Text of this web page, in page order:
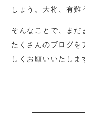
しょう。大将、有難
そんなことで、まだ
たくさんのブログを
しくお願いいたしま